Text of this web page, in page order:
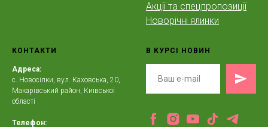
Акції та спецпропозиції
Новорічні ялинки
КОНТАКТИ
Адреса:
с. Новосілки, вул. Каховська, 20,
Макарівський район, Київської
області
Телефон:
В КУРСІ НОВИН